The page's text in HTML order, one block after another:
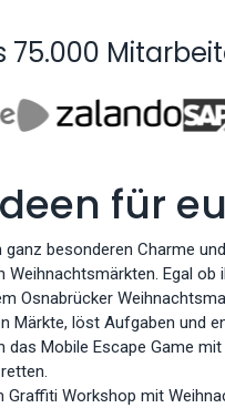
für
besonderen Charme
Egal
Osnabrücker
Märkte, löst Aufgaben und
das Mobile Escape Game
Workshop mit